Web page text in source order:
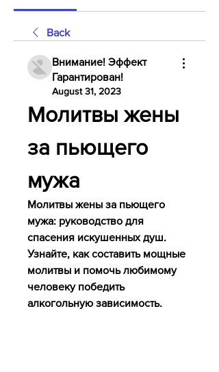
Back
Внимание! Эффект
Гарантирован!
August 31, 2023
Молитвы жены
за пьющего
мужа
Молитвы жены за пьющего
мужа: руководство для
спасения искушенных душ.
Узнайте, как составить мощные
молитвы и помочь любимому
человеку победить
алкогольную зависимость.